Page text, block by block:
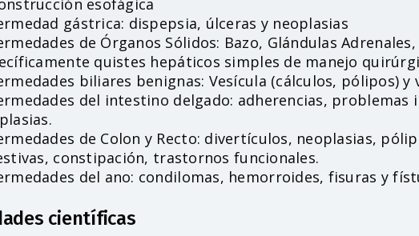
esofágica
gástrica: dispepsia, úlceras y neoplasias
de Órganos Sólidos: Bazo, Glándulas
quistes hepáticos simples de manejo
biliares benignas: Vesícula (cálculos, pólipos)
del intestino delgado: adherencias,
de Colon y Recto: divertículos, neoplasias,
constipación, trastornos funcionales.
del ano: condilomas, hemorroides, fisuras y
científicas